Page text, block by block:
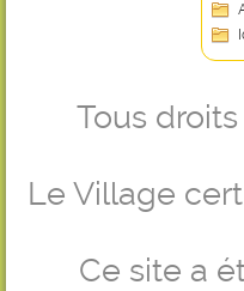
Tous
Le Village
Ce site a